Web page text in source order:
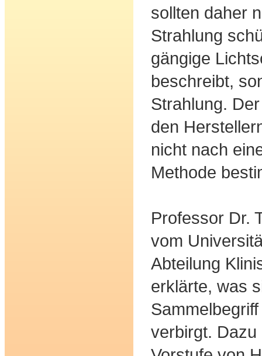
sollten daher
Strahlung
gängige
beschreibt,
Strahlung.
den
nicht nach
Methode
Professor Dr.
vom
Abteilung
erklärte, was
verbirgt.